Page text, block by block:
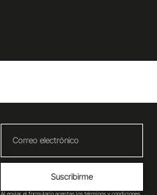
Suscribirme
Al enviar el formulario aceptas los términos y condiciones